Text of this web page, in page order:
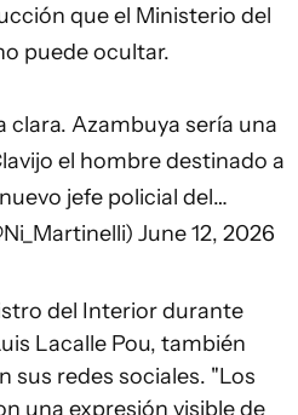
que el Ministerio del
puede ocultar.
clara. Azambuya sería una
el hombre destinado a
jefe policial del…
June 12, 2026
del Interior durante
Lacalle Pou, también
sus redes sociales. "Los
una expresión visible de